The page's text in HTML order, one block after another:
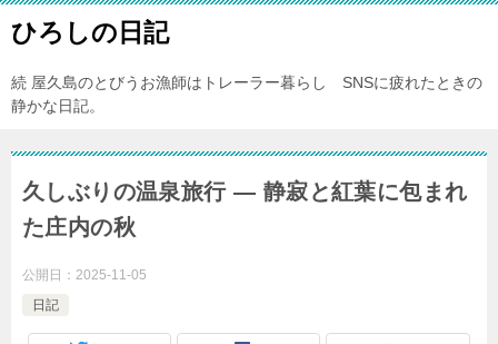
ひろしの日記
続 屋久島のとびうお漁師はトレーラー暮らし SNSに疲れたときの
静かな日記。
久しぶりの温泉旅行 ― 静寂と紅葉に包まれ
た庄内の秋
公開日： 2025-11-05
日記